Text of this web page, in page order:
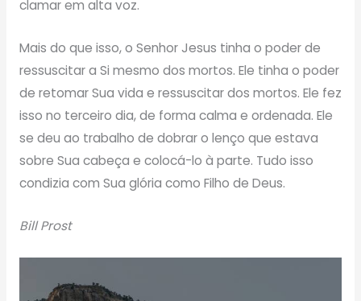
clamar em alta voz.
Mais do que isso, o Senhor Jesus tinha o poder de
ressuscitar a Si mesmo dos mortos. Ele tinha o poder
de retomar Sua vida e ressuscitar dos mortos. Ele fez
isso no terceiro dia, de forma calma e ordenada. Ele
se deu ao trabalho de dobrar o lenço que estava
sobre Sua cabeça e colocá-lo à parte. Tudo isso
condizia com Sua glória como Filho de Deus.
Bill Prost